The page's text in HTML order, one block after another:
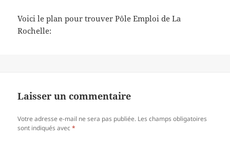
Voici le plan pour trouver Pôle Emploi de La
Rochelle:
Laisser un commentaire
Votre adresse e-mail ne sera pas publiée. Les champs obligatoires
sont indiqués avec*